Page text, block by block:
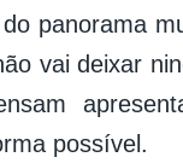
panorama
vai deixar
possível.